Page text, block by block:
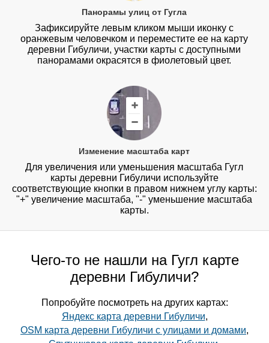
Панорамы улиц от Гугла
Зафиксируйте левым кликом мыши иконку с
оранжевым человечком и переместите ее на карту
деревни Гибуличи, участки карты с доступными
панорамами окрасятся в фиолетовый цвет.
Изменение масштаба карт
Для увеличения или уменьшения масштаба Гугл
карты деревни Гибуличи используйте
соответствующие кнопки в правом нижнем углу карты:
"+" увеличение масштаба, "-" уменьшение масштаба
карты.
Чего-то не нашли на Гугл карте
деревни Гибуличи?
Попробуйте посмотреть на других картах:
Яндекс карта деревни Гибуличи,
OSM карта деревни Гибуличи с улицами и домами,